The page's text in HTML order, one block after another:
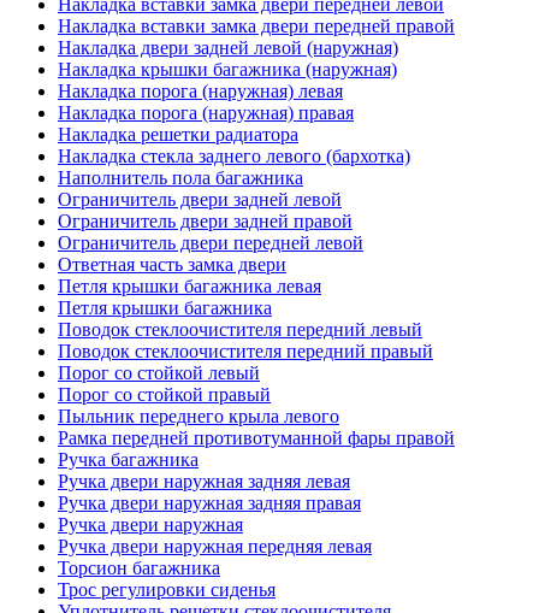
Накладка вставки замка двери передней правой
Накладка двери задней левой (наружная)
Накладка крышки багажника (наружная)
Накладка порога (наружная) левая
Накладка порога (наружная) правая
Накладка решетки радиатора
Накладка стекла заднего левого (бархотка)
Наполнитель пола багажника
Ограничитель двери задней левой
Ограничитель двери задней правой
Ограничитель двери передней левой
Ответная часть замка двери
Петля крышки багажника левая
Петля крышки багажника
Поводок стеклоочистителя передний левый
Поводок стеклоочистителя передний правый
Порог со стойкой левый
Порог со стойкой правый
Пыльник переднего крыла левого
Рамка передней противотуманной фары правой
Ручка багажника
Ручка двери наружная задняя левая
Ручка двери наружная задняя правая
Ручка двери наружная
Ручка двери наружная передняя левая
Торсион багажника
Трос регулировки сиденья